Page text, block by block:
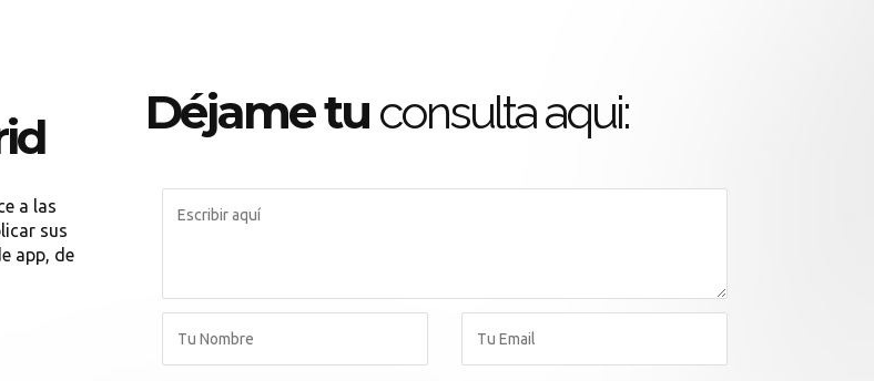
a las
sus
app, de
Déjame tu consulta aqui: